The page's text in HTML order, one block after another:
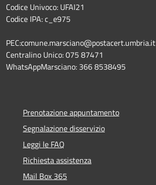
Codice Univoco: UFAI21
Codice IPA: c_e975
PEC:comune.marsciano@postacert.umbria.it
Centralino Unico: 075 87471
WhatsAppMarsciano: 366 8538495
Prenotazione appuntamento
Segnalazione disservizio
Leggi le FAQ
Richiesta assistenza
Mail Box 365